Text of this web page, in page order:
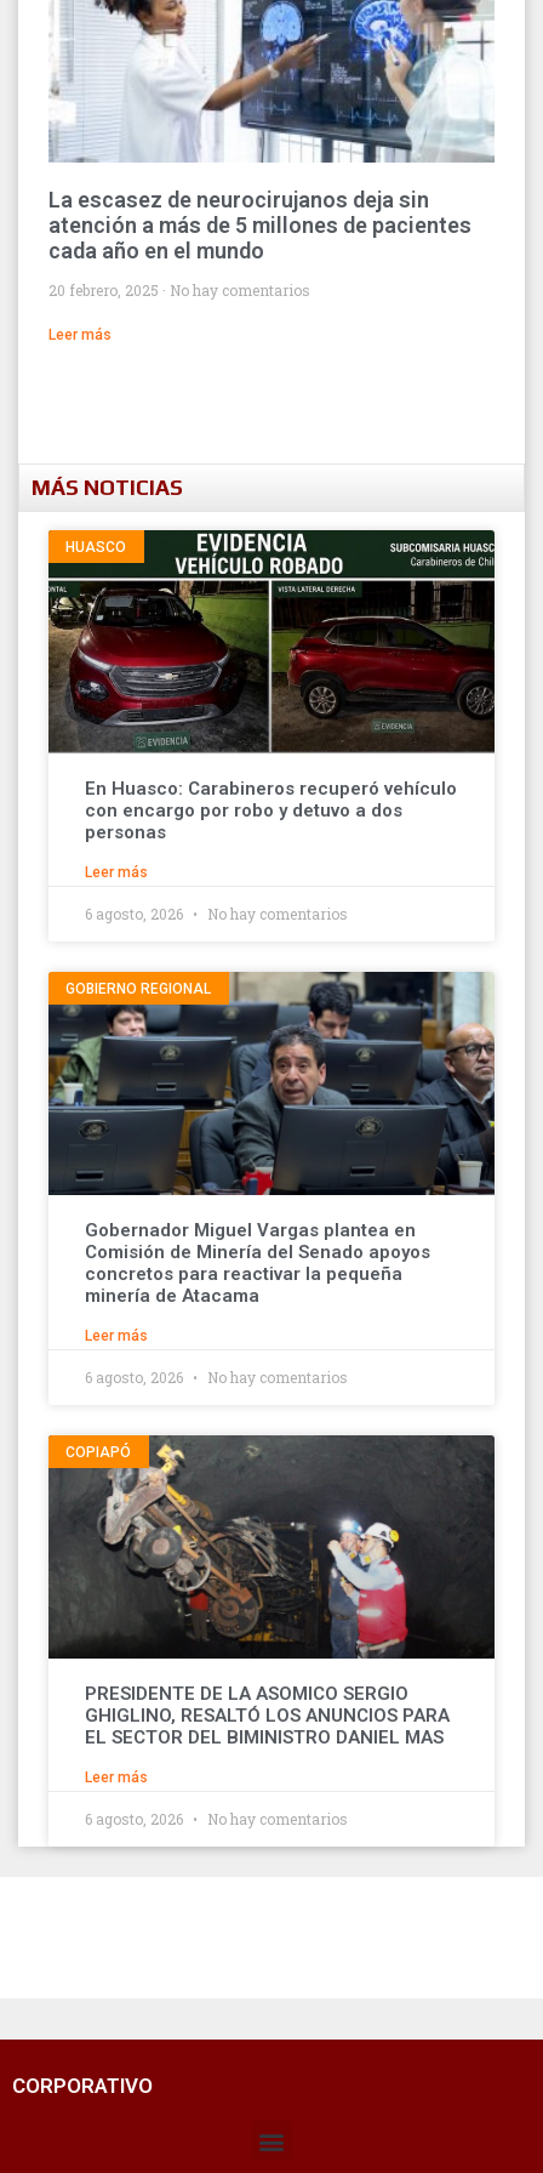
La escasez de neurocirujanos deja sin
atención a más de 5 millones de pacientes
cada año en el mundo
20 febrero, 2025 No hay comentarios
Leer más
MÁS NOTICIAS
HUASCO
En Huasco: Carabineros recuperó vehículo
con encargo por robo y detuvo a dos
personas
Leer más
6 agosto, 2026 No hay comentarios
GOBIERNO REGIONAL
Gobernador Miguel Vargas plantea en
Comisión de Minería del Senado apoyos
concretos para reactivar la pequeña
minería de Atacama
Leer más
6 agosto, 2026 No hay comentarios
COPIAPÓ
PRESIDENTE DE LA ASOMICO SERGIO
GHIGLINO, RESALTÓ LOS ANUNCIOS PARA
EL SECTOR DEL BIMINISTRO DANIEL MAS
Leer más
6 agosto, 2026 No hay comentarios
CORPORATIVO